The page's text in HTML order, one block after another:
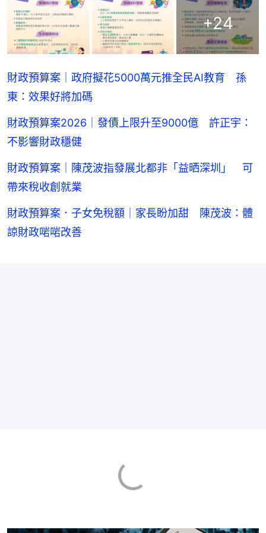
+24
財政預算案｜政府擬花5000萬元推全民AI教育 孫
東：效果好將加碼
財政預算案2026｜發債上限升至9000億 許正宇：
不影響財政穩健
財政預算案｜陳茂波指發展北都非「益晒深圳」 可
帶來稅收創就業
財政預算案．子女免稅額｜家長盼加甜 陳茂波：體
諒財政啱啱改善